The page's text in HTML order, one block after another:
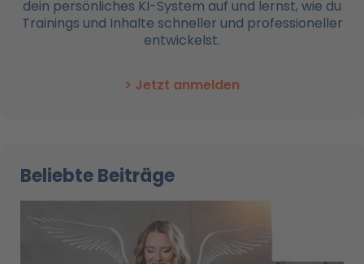
dein persönliches KI-System auf und lernst, wie du
Trainings und Inhalte schneller und professioneller
entwickelst.
> Jetzt anmelden
Beliebte Beiträge